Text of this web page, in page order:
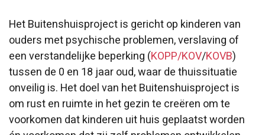
Het Buitenshuisproject is gericht op kinderen van
ouders met psychische problemen, verslaving of
een verstandelijke beperking (KOPP/KOV/KOVB)
tussen de 0 en 18 jaar oud, waar de thuissituatie
onveilig is. Het doel van het Buitenshuisproject is
om rust en ruimte in het gezin te creëren om te
voorkomen dat kinderen uit huis geplaatst worden